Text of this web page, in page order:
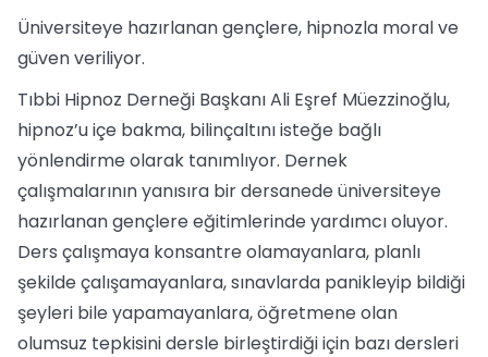
Üniversiteye hazırlanan gençlere, hipnozla moral ve
güven veriliyor.
Tıbbi Hipnoz Derneği Başkanı Ali Eşref Müezzinoğlu,
hipnoz’u içe bakma, bilinçaltını isteğe bağlı
yönlendirme olarak tanımlıyor. Dernek
çalışmalarının yanısıra bir dersanede üniversiteye
hazırlanan gençlere eğitimlerinde yardımcı oluyor.
Ders çalışmaya konsantre olamayanlara, planlı
şekilde çalışamayanlara, sınavlarda panikleyip bildiği
şeyleri bile yapamayanlara, öğretmene olan
olumsuz tepkisini dersle birleştirdiği için bazı dersleri